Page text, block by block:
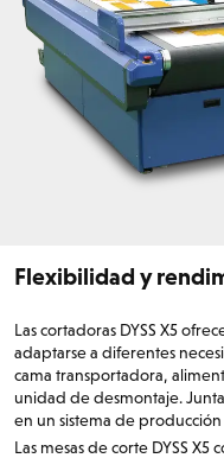
Flexibilidad y
Las cortadoras DYSS X5
adaptarse a diferentes
cama transportadora,
unidad de desmontaje.
en un sistema de
Las mesas de corte DYSS